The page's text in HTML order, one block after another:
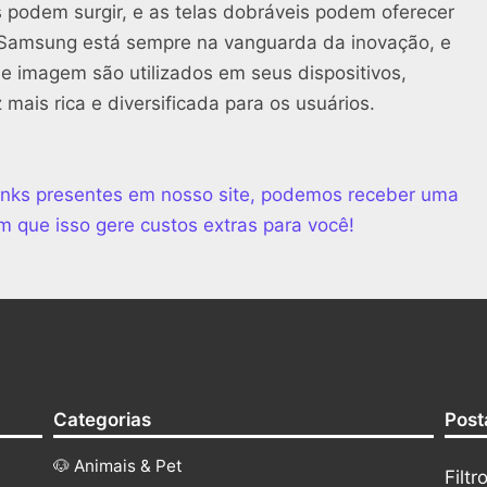
surgir, e as telas dobráveis podem oferecer
está sempre na vanguarda da inovação, e
imagem são utilizados em seus dispositivos,
rica e diversificada para os usuários.
presentes em nosso site, podemos receber uma
que isso gere custos extras para você!
Categorias
🐶 Animais & Pet